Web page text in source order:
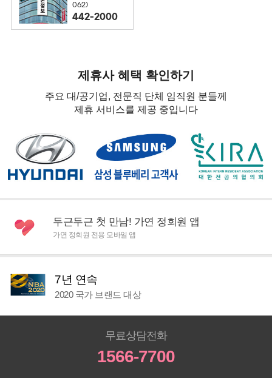
062)
442-2000
제휴사 혜택 확인하기
주요 대/공기업, 전문직 단체 임직원 분들께
제휴 서비스를 제공 중입니다
두근두근 첫 만남! 가연 정회원 앱
가연 정회원 전용 모바일 앱
7년 연속
2020 국가 브랜드 대상
무료상담전화
1566-7700